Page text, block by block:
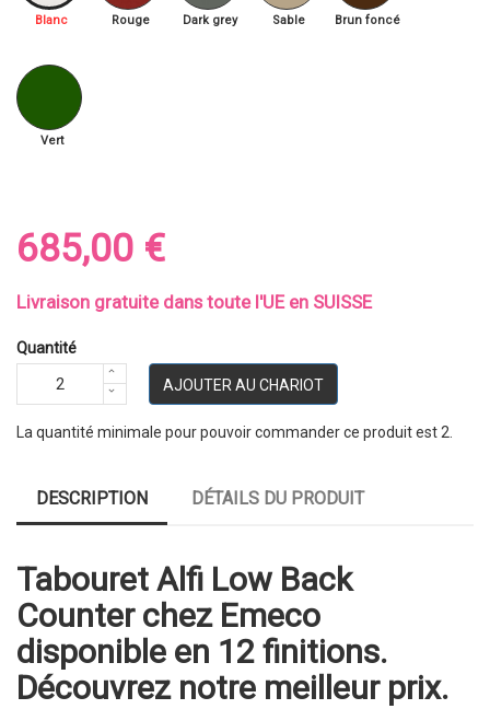
Blanc Rouge Dark grey Sable Brun foncé
Vert
685,00 €
Livraison gratuite dans toute l'UE en SUISSE
Quantité
AJOUTER AU CHARIOT
La quantité minimale pour pouvoir commander ce produit est 2.
DESCRIPTION DÉTAILS DU PRODUIT
Tabouret Alfi Low Back
Counter chez Emeco
disponible en 12 finitions.
Découvrez notre meilleur prix.